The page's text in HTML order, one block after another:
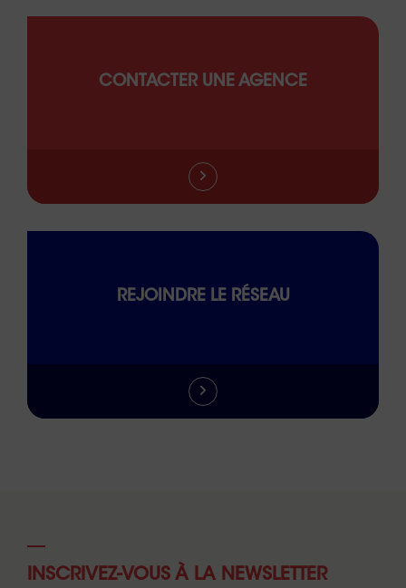
CONTACTER UNE AGENCE
REJOINDRE LE RÉSEAU
INSCRIVEZ-VOUS À LA NEWSLETTER